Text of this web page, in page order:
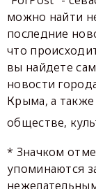
можно найти
последние
что
вы найдете
новости
Крыма, а
обществе,
* Значком
упоминаются